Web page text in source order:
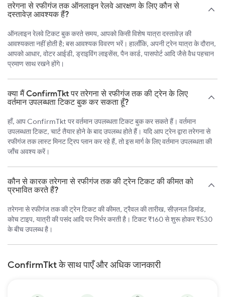
तरेगना से रफीगंज तक ऑनलाइन रेलवे आरक्षण के लिए कौन से
दस्तावेज़ आवश्यक हैं?
ऑनलाइन रेलवे टिकट बुक करते समय, आपको किसी विशेष यात्रा दस्तावेज़ की
आवश्यकता नहीं होती है; बस आवश्यक विवरण भरें। हालाँकि, अपनी ट्रेन यात्रा के दौरान,
आपको आधार, वोटर आईडी, ड्राइविंग लाइसेंस, पैन कार्ड, पासपोर्ट आदि जैसे वैध पहचान
प्रमाण साथ रखने होंगे।
क्या मैं ConfirmTkt पर तरेगना से रफीगंज तक की ट्रेन के लिए
वर्तमान उपलब्धता टिकट बुक कर सकता हूँ?
हाँ, आप ConfirmTkt पर वर्तमान उपलब्धता टिकट बुक कर सकते हैं। वर्तमान
उपलब्धता टिकट, चार्ट तैयार होने के बाद उपलब्ध होते हैं। यदि आप ट्रेन द्वारा तरेगना से
रफीगंज तक लास्ट मिनट ट्रिप प्लान कर रहे हैं, तो इस मार्ग के लिए वर्तमान उपलब्धता की
जाँच अवश्य करें।
कौन से कारक तरेगना से रफीगंज तक की ट्रेन टिकट की कीमत को
प्रभावित करते हैं?
तरेगना से रफीगंज तक की ट्रेन टिकट की कीमत, ट्रैवल की तारीख, सीज़नल डिमांड,
कोच टाइप, यात्री की पसंद आदि पर निर्भर करती है। टिकट ₹160 से शुरू होकर ₹530
के बीच उपलब्ध है।
ConfirmTkt के साथ पाएँ और अधिक जानकारी